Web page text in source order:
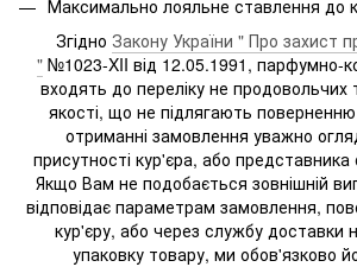
Максимально лояльне ставлення до
Згідно Закону України " Про захист
" №1023-XII від 12.05.1991, парфумно-
входять до переліку не продовольчих
якості, що не підлягають
отриманні замовлення уважно
присутності кур'єра, або
Якщо Вам не подобається зовнішній
відповідає параметрам замовлення,
кур'єру, або через службу доставки
упаковку товару, ми обов'язково